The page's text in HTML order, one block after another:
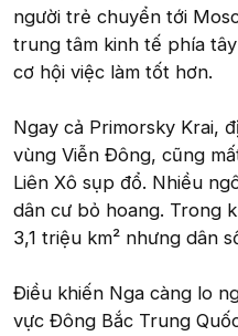
người trẻ chuyển tới
trung tâm kinh tế phía
cơ hội việc làm tốt hơn.
Ngay cả Primorsky Krai,
vùng Viễn Đông, cũng
Liên Xô sụp đổ. Nhiều
dân cư bỏ hoang. Trong
3,1 triệu km² nhưng dân
Điều khiến Nga càng lo
vực Đông Bắc Trung